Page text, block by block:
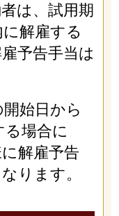
は、試用期
解雇する
予告手当は
始日から
場合に
解雇予告
ります。